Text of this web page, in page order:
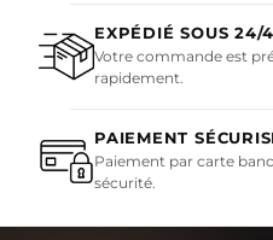
EXPÉDIÉ SOUS 24/
Votre commande est
rapidement.
PAIEMENT
Paiement par carte
sécurité.